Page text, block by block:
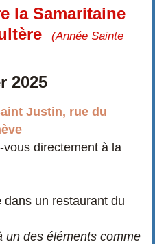
la Samaritaine
(Année Sainte
2025
Justin, rue du
vous directement à la
dans un restaurant du
un des éléments comme